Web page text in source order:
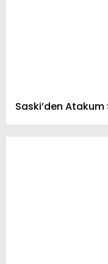
Saski’den Atakum